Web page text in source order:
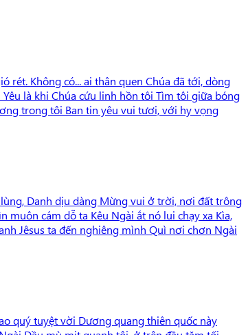
rét. Không có... ai thân quen Chúa đã tới, dòng
là khi Chúa cứu linh hồn tôi Tìm tôi giữa bóng
trong tôi Ban tin yêu vui tươi, với hy vọng
Danh dịu dàng Mừng vui ở trời, nơi đất trông
muôn cám dỗ ta Kêu Ngài ắt nó lui chạy xa Kìa,
Jêsus ta đến nghiêng mình Quì nơi chơn Ngài
quý tuyệt vời Dương quang thiên quốc này